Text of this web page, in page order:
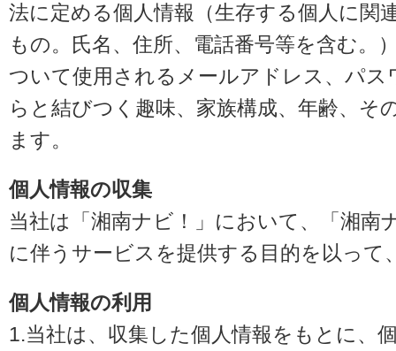
法に定める個人情報（生存する個人に関
もの。氏名、住所、電話番号等を含む。
ついて使用されるメールアドレス、パ
らと結びつく趣味、家族構成、年齢、そ
ます。
個人情報の収集
当社は「湘南ナビ！」において、「湘南
に伴うサービスを提供する目的を以って
個人情報の利用
1.当社は、収集した個人情報をもとに、